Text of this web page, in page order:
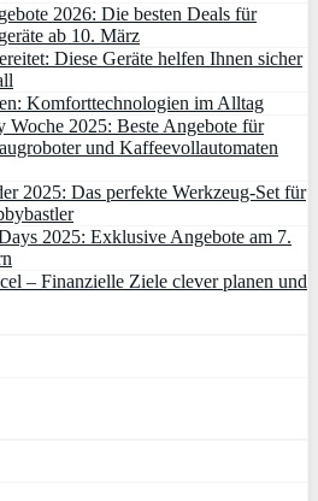
2026: Die besten Deals für
ab 10. März
Diese Geräte helfen Ihnen sicher
Komforttechnologien im Alltag
Woche 2025: Beste Angebote für
und Kaffeevollautomaten
2025: Das perfekte Werkzeug-Set für
2025: Exklusive Angebote am 7.
– Finanzielle Ziele clever planen und